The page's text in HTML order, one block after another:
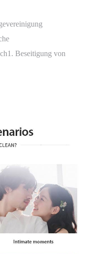
Beseitigung von